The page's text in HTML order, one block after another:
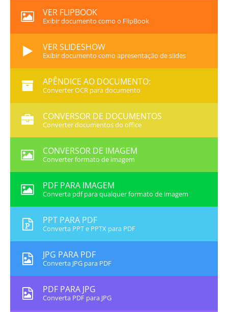
VER FLIPBOOK
Exibir documento como o FlipBook
VER SLIDESHOW
Exibir documento como apresentação de slides
APÊNDICE AO DOCUMENTO:
Converter OCR para documento
CONVERSOR DE DOCUMENTOS
Converter documentos do office
CONVERSOR DE IMAGEM
Converter formato de imagem
PDF PARA IMAGEM
Converta pdf para qualquer formato de imagem
PPT PARA PDF
Converta PPT e PPTX para PDF
JPG PARA PDF
Converta JPG para PDF
PDF PARA JPG
Converta PDF para JPG